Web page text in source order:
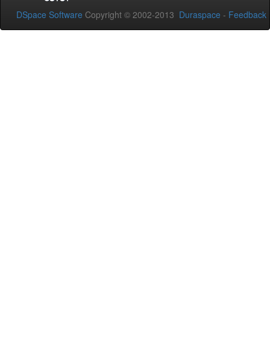
DSpace Software Copyright © 2002-2013 Duraspace - Feedback